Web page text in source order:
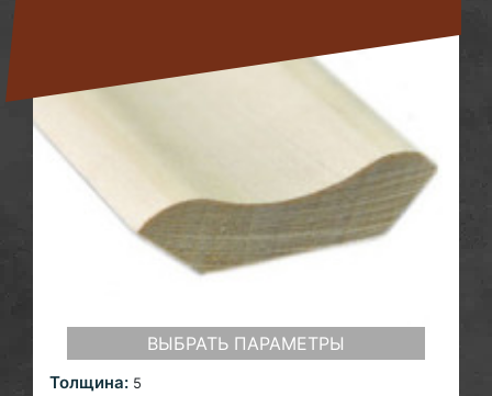
ВЫБРАТЬ ПАРАМЕТРЫ
Толщина: 5